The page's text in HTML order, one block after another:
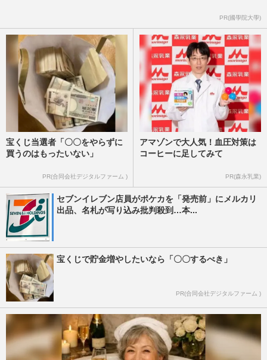
PR(國學院大學)
宝くじ当選者「〇〇をやらずに
買うのはもったいない」
PR(合同会社デジタルファーム )
アマゾンで大人気！血圧対策は
コーヒーに足してみて
PR(森永乳業)
セブンイレブン店員がポケカを「発売前」にメルカリ
出品、名札が写り込み批判殺到…本...
宝くじで貯金増やしたいなら「〇〇するべき」
PR(合同会社デジタルファーム )